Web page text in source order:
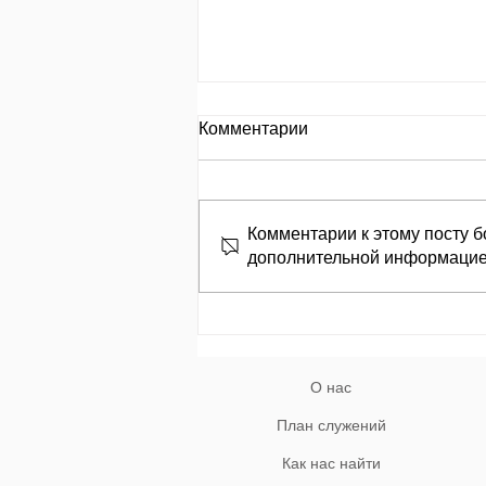
День за днем.
День 653 Пр.24:8: «Кто
מְחַשֵּׁב לְהָרֵעַ; לוֹ, בַּעַל־מְזִמּוֹת יִקְרָאוּ׃
Кто замышляет творить зло,
того называют
Комментарии
Комментарии к этому посту
дополнительной
О нас
План служений
Как нас найти